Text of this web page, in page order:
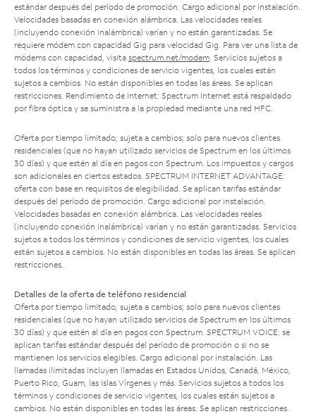
estándar después del período de promoción. Cargo adicional por instalación.
Velocidades basadas en conexión alámbrica. Las velocidades reales
(incluyendo conexión inalámbrica) varían y no están garantizadas. Se
requiere módem con capacidad Gig para velocidad Gig. Para ver una lista de
módems con capacidad, visita spectrum.net/modem . Servicios sujetos a
todos los términos y condiciones de servicio vigentes, los cuales están
sujetos a cambios. No están disponibles en todas las áreas. Se aplican
restricciones. Rendimiento de Internet: Spectrum Internet está respaldado
por fibra óptica y se suministra a la propiedad mediante una red HFC.
Oferta por tiempo limitado; sujeta a cambios; solo para nuevos clientes
residenciales (que no hayan utilizado servicios de Spectrum en los últimos
30 días) y que estén al día en pagos con Spectrum. Los impuestos y cargos
son adicionales en ciertos estados. SPECTRUM INTERNET ADVANTAGE:
oferta con base en requisitos de elegibilidad. Se aplican tarifas estándar
después del período de promoción. Cargo adicional por instalación.
Velocidades basadas en conexión alámbrica. Las velocidades reales
(incluyendo conexión inalámbrica) varían y no están garantizadas. Servicios
sujetos a todos los términos y condiciones de servicio vigentes, los cuales
están sujetos a cambios. No están disponibles en todas las áreas. Se aplican
restricciones.
Detalles de la oferta de teléfono residencial
Oferta por tiempo limitado; sujeta a cambios; solo para nuevos clientes
residenciales (que no hayan utilizado servicios de Spectrum en los últimos
30 días) y que estén al día en pagos con Spectrum. SPECTRUM VOICE: se
aplican tarifas estándar después del período de promoción o si no se
mantienen los servicios elegibles. Cargo adicional por instalación. Las
llamadas ilimitadas incluyen llamadas en Estados Unidos, Canadá, México,
Puerto Rico, Guam, las Islas Vírgenes y más. Servicios sujetos a todos los
términos y condiciones de servicio vigentes, los cuales están sujetos a
cambios. No están disponibles en todas las áreas. Se aplican restricciones.